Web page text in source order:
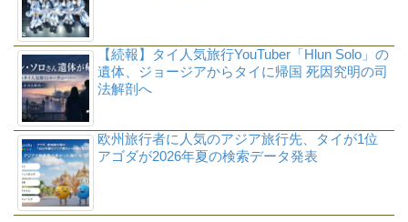
【続報】タイ人気旅行YouTuber「Hlun Solo」の
遺体、ジョージアからタイに帰国 死因究明の司
法解剖へ
欧州旅行者に人気のアジア旅行先、タイが1位
アゴダが2026年夏の検索データ発表